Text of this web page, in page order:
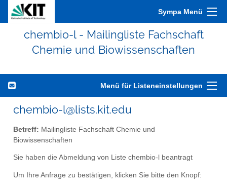
Sympa Menü
chembio-l - Mailingliste Fachschaft
Chemie und Biowissenschaften
Menü für Listeneinstellungen
chembio-l@lists.kit.edu
Betreff: Mailingliste Fachschaft Chemie und
Biowissenschaften
Sie haben die Abmeldung von Liste chembio-l beantragt
Um Ihre Anfrage zu bestätigen, klicken Sie bitte den Knopf: